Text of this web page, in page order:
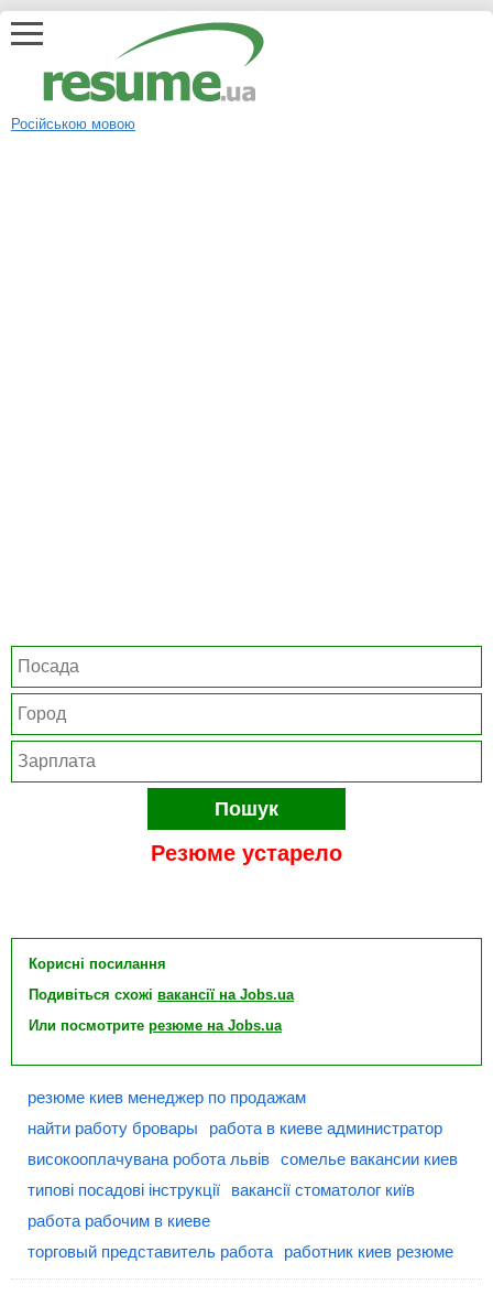
Російською мовою
Пошук
Резюме устарело
Корисні посилання
Подивіться схожі вакансії на Jobs.ua
Или посмотрите резюме на Jobs.ua
резюме киев менеджер по продажам
найти работу бровары
работа в киеве администратор
високооплачувана робота львів сомелье вакансии киев
типові посадові інструкції
вакансії стоматолог київ
работа рабочим в киеве
торговый представитель работа
работник киев резюме